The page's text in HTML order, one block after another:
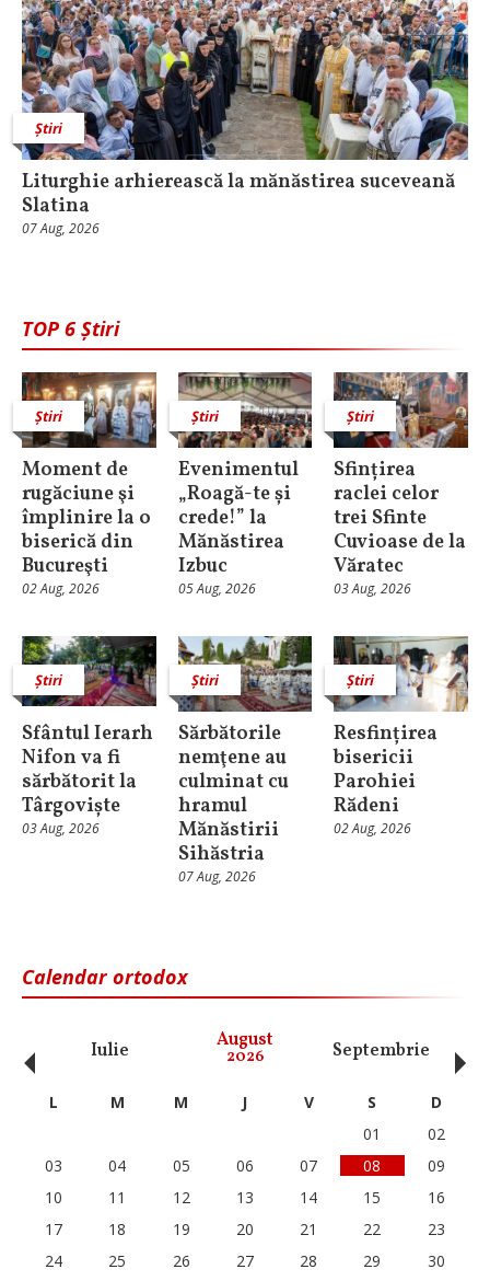
Știri
Liturghie arhierească la mănăstirea suceveană
Slatina
07 Aug, 2026
TOP 6 Știri
Știri
Moment de
rugăciune şi
împlinire la o
biserică din
Bucureşti
02 Aug, 2026
Știri
Evenimentul
„Roagă-te și
crede!” la
Mănăstirea
Izbuc
05 Aug, 2026
Știri
Sfințirea
raclei celor
trei Sfinte
Cuvioase de la
Văratec
03 Aug, 2026
Știri
Sfântul Ierarh
Nifon va fi
sărbătorit la
Târgoviște
03 Aug, 2026
Știri
Sărbătorile
nemţene au
culminat cu
hramul
Mănăstirii
Sihăstria
07 Aug, 2026
Știri
Resfințirea
bisericii
Parohiei
Rădeni
02 Aug, 2026
Calendar ortodox
Iulie August
2026 Septembrie
‹ L M M J V S
D
01
02
03
04 05 06 07 08
09
10
11 12 13 14 15
16
17
18 19 20 21 22
23
24
25 26 27 28 29
30